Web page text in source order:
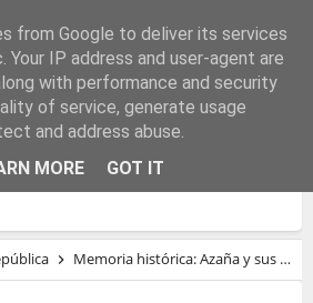
AZAÑA Y SUS
Memoria histórica: Azaña y sus circunstancias
from Google to deliver its services
Your IP address and user-agent are
with performance and security
of service, generate usage
and address abuse.
MORE
GOT IT